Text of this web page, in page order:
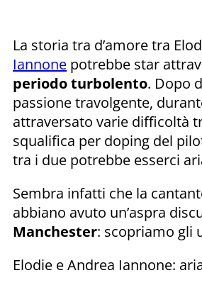
La storia tra d’amore tra
Iannone potrebbe star
periodo turbolento. Dopo
passione travolgente,
attraversato varie difficoltà
squalifica per doping del
tra i due potrebbe esserci
Sembra infatti che la
abbiano avuto un’aspra
Manchester: scopriamo gli
Elodie e Andrea Iannone: